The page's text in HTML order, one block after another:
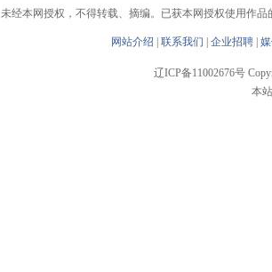
未经本网授权，不得转载、摘编。已获本网授权使用作
网站介绍 联系我们 企业招聘
辽ICP备11002676号
本